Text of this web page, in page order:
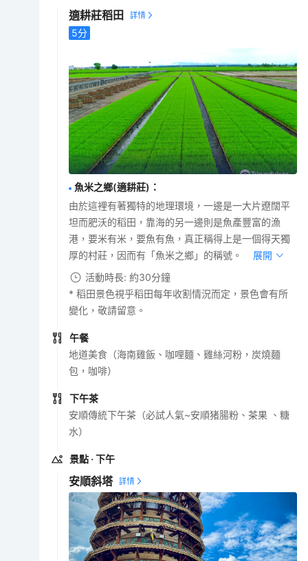
適耕莊稻田
5分
魚米之鄉(適耕莊) ：
由於這裡有著獨特的地理環境，一邊是一大片遼闊平
坦而肥沃的稻田，靠海的另一邊則是魚產豐富的漁
港，要米有米，要魚有魚，真正稱得上是一個得天獨
厚的村莊，因而有「魚米之鄉」的稱號。
展開
活動時長: 約30分鐘
* 稻田景色視乎稻田每年收割情況而定，景色會有所
變化，敬請留意。
午餐
地道美食（海南雞飯、咖哩麵、雞絲河粉，炭燒麵
包，咖啡）
下午茶
安順傳統下午茶（必試人氣~安順猪腸粉、茶果 、糖
水）
景點 · 下午
安順斜塔